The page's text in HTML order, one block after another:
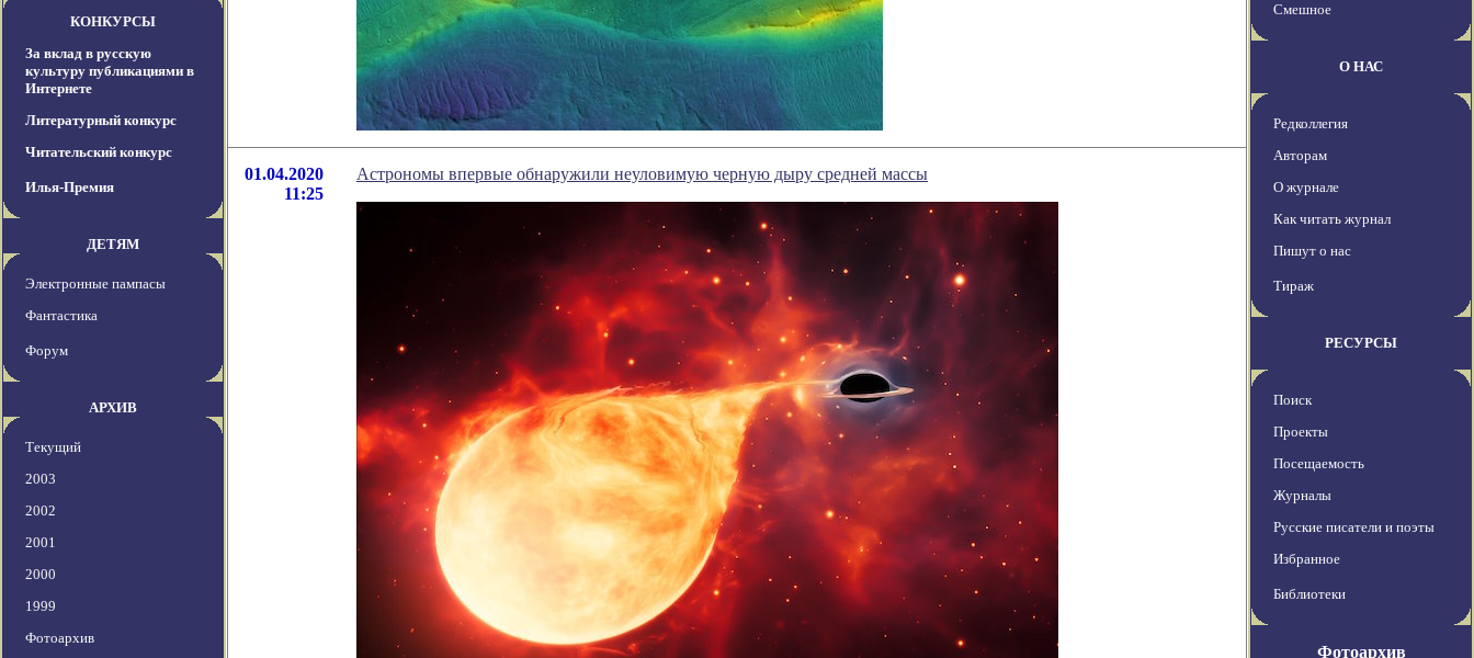
КОНКУРСЫ
За вклад в русскую
культуру публикациями в
Интернете
Литературный конкурс
Читательский конкурс
Илья-Премия
ДЕТЯМ
Электронные пампасы
Фантастика
Форум
АРХИВ
Текущий
2003
2002
2001
2000
1999
Фотоархив
01.04.2020
11:25
Астрономы впервые обнаружили неуловимую черную дыру средней массы
Смешное
О НАС
Редколлегия
Авторам
О журнале
Как читать журнал
Пишут о нас
Тираж
РЕСУРСЫ
Поиск
Проекты
Посещаемость
Журналы
Русские писатели и поэты
Избранное
Библиотеки
Фотоархив